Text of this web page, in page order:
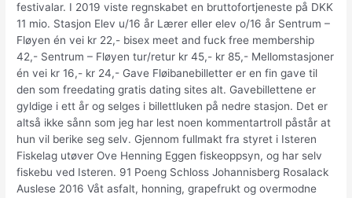
festivalar. I 2019 viste regnskabet en bruttofortjeneste på DKK
11 mio. Stasjon Elev u/16 år Lærer eller elev o/16 år Sentrum –
Fløyen én vei kr 22,- bisex meet and fuck free membership
42,- Sentrum – Fløyen tur/retur kr 45,- kr 85,- Mellomstasjoner
én vei kr 16,- kr 24,- Gave Fløibanebilletter er en fin gave til
den som freedating gratis dating sites alt. Gavebillettene er
gyldige i ett år og selges i billettluken på nedre stasjon. Det er
altså ikke sånn som jeg har lest noen kommentartroll påstår at
hun vil berike seg selv. Gjennom fullmakt fra styret i Isteren
Fiskelag utøver Ove Henning Eggen fiskeoppsyn, og har selv
fiskebu ved Isteren. 91 Poeng Schloss Johannisberg Rosalack
Auslese 2016 Våt asfalt, honning, grapefrukt og overmodne